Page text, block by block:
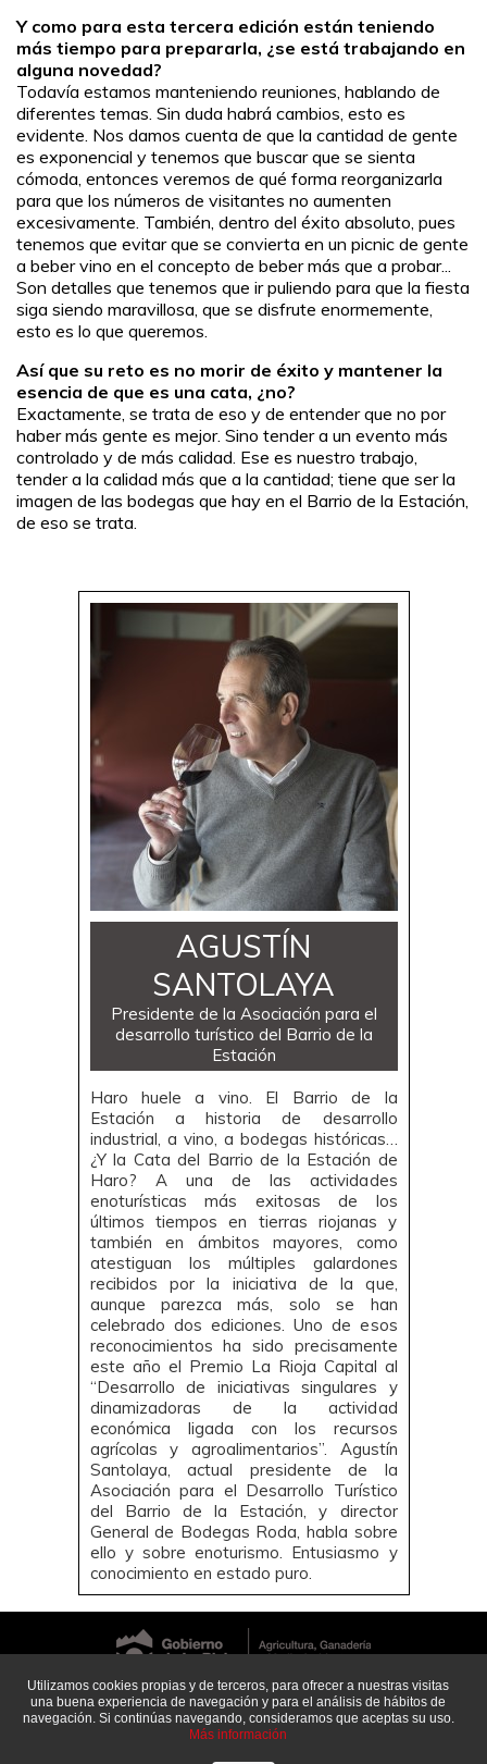
Y como para esta tercera edición están teniendo
más tiempo para prepararla, ¿se está trabajando en
alguna novedad?
Todavía estamos manteniendo reuniones, hablando de
diferentes temas. Sin duda habrá cambios, esto es
evidente. Nos damos cuenta de que la cantidad de gente
es exponencial y tenemos que buscar que se sienta
cómoda, entonces veremos de qué forma reorganizarla
para que los números de visitantes no aumenten
excesivamente. También, dentro del éxito absoluto, pues
tenemos que evitar que se convierta en un picnic de gente
a beber vino en el concepto de beber más que a probar...
Son detalles que tenemos que ir puliendo para que la fiesta
siga siendo maravillosa, que se disfrute enormemente,
esto es lo que queremos.
Así que su reto es no morir de éxito y mantener la
esencia de que es una cata, ¿no?
Exactamente, se trata de eso y de entender que no por
haber más gente es mejor. Sino tender a un evento más
controlado y de más calidad. Ese es nuestro trabajo,
tender a la calidad más que a la cantidad; tiene que ser la
imagen de las bodegas que hay en el Barrio de la Estación,
de eso se trata.
AGUSTÍN
SANTOLAYA
Presidente de la Asociación para el
desarrollo turístico del Barrio de la
Estación
Haro huele a vino. El Barrio de la
Estación a historia de desarrollo
industrial, a vino, a bodegas históricas…
¿Y la Cata del Barrio de la Estación de
Haro? A una de las actividades
enoturísticas más exitosas de los
últimos tiempos en tierras riojanas y
también en ámbitos mayores, como
atestiguan los múltiples galardones
recibidos por la iniciativa de la que,
aunque parezca más, solo se han
celebrado dos ediciones. Uno de esos
reconocimientos ha sido precisamente
este año el Premio La Rioja Capital al
“Desarrollo de iniciativas singulares y
dinamizadoras de la actividad
económica ligada con los recursos
agrícolas y agroalimentarios”. Agustín
Santolaya, actual presidente de la
Asociación para el Desarrollo Turístico
del Barrio de la Estación, y director
General de Bodegas Roda, habla sobre
ello y sobre enoturismo. Entusiasmo y
conocimiento en estado puro.
@ La Rioja Capital. Gobierno de La Rioja.
La Rioja Capital · C/San Millán 25 · 26004 Logroño (La Rioja) · Teléfono:
941 512 571 ·admin@lariojacapital.com
Utilizamos cookies propias y de terceros, para ofrecer a nuestras visitas
una buena experiencia de navegación y para el análisis de hábitos de
navegación. Si continúas navegando, consideramos que aceptas su uso.
Más información